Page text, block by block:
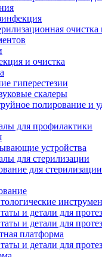
очистка
и очистка
гиперестезии
скалеры
полирование и
для профилактики
устройства
для стерилизации
для стерилизации
и детали для
и детали для
платформа
и детали для